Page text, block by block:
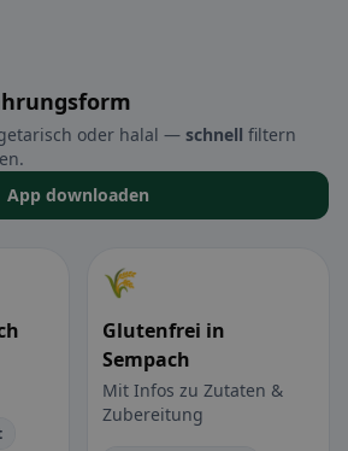
oder halal — schnell filtern
App downloaden
🌾
Glutenfrei in
Sempach
Mit Infos zu Zutaten &
Zubereitung